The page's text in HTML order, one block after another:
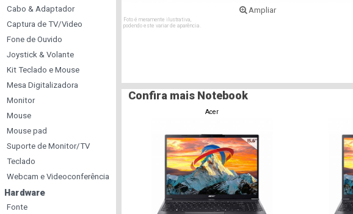
Cabo & Adaptador
Captura de TV/Video
Fone de Ouvido
Joystick & Volante
Kit Teclado e Mouse
Mesa Digitalizadora
Monitor
Mouse
Mouse pad
Suporte de Monitor/TV
Teclado
Webcam e Videoconferência
Hardware
Fonte
Ampliar
Foto é meramente ilustrativa,
podendo este variar de aparência.
Confira mais Notebook
Acer